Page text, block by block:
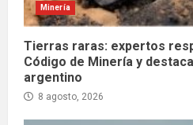
Minería
Tierras raras: expertos
Código de Minería y
argentino
8 agosto, 2026